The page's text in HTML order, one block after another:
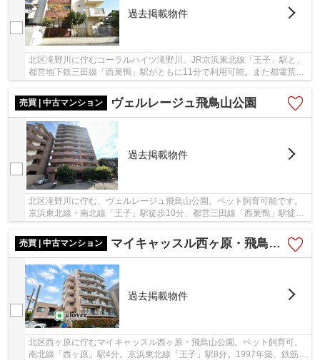
過去掲載物件
北区滝野川に佇むコーラルハイツ滝野川。JR京浜東北線「王子」駅と、
都営地下鉄三田線「西巣鴨」駅がともに11分で利用可能。また都電荒川
線「滝野川一丁目」駅なら徒歩3分の距離です。...
売買 | 中古マンション
ヴェルレージュ飛鳥山公園
過去掲載物件
北区滝野川に佇む、ヴェルレージュ飛鳥山公園。ペット飼育可能です。
京浜東北線・南北線「王子」駅徒歩10分、都営三田線「西巣鴨」駅徒歩
10分、都電荒川線「滝野川一丁目」駅徒歩4分。...
売買 | 中古マンション
マイキャッスル西ヶ原・飛鳥山公園
過去掲載物件
北区西ヶ原に佇むマイキャッスル西ヶ原・飛鳥山公園。ペット飼育可。
南北線「西ヶ原」駅4分。京浜東北線「王子」駅8分。1997年築、鉄筋コ